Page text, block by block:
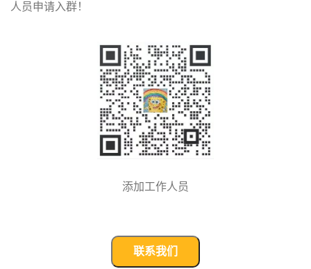
人员申请入群！
添加工作人员
联系我们